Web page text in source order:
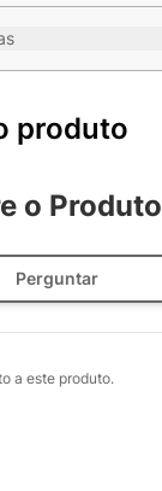
produto
o Produto
Perguntar
a este produto.